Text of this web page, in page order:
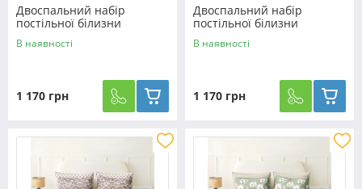
Двоспальний набір
постільної білизни
180*220 із Бязі "Gold" з
простирадлом на резинці
В наявності
1 170 грн
Двоспальний набір
постільної білизни
180*220 із Бязі "Gold" з
простирадлом на резинці
В наявності
1 170 грн